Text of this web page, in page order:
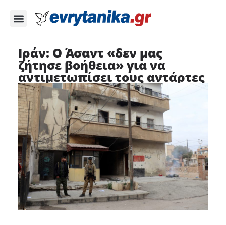
Ιράν: Ο Άσαντ «δεν μας
ζήτησε βοήθεια» για να
αντιμετωπίσει τους αντάρτες